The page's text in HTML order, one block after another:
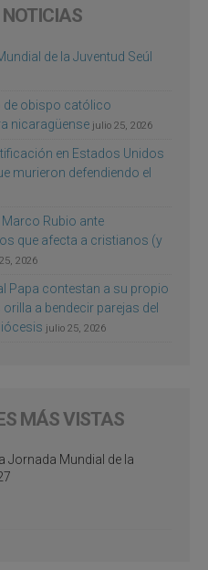
de la Juventud Seúl
de obispo católico
nicaragüense julio 25, 2026
en Estados Unidos
murieron defendiendo el
Rubio ante
que afecta a cristianos (y
2026
Papa contestan a su propio
a bendecir parejas del
julio 25, 2026
MÁS VISTAS
Jornada Mundial de la